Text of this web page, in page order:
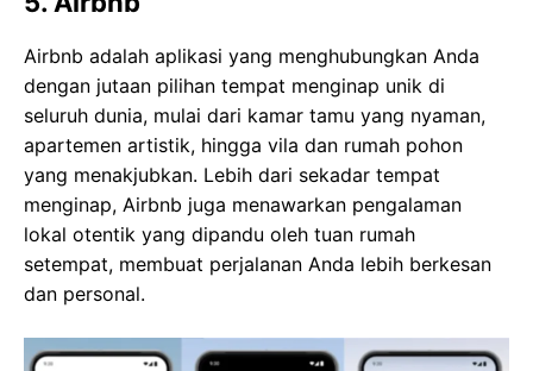
Airbnb adalah aplikasi yang menghubungkan Anda
dengan jutaan pilihan tempat menginap unik di
seluruh dunia, mulai dari kamar tamu yang nyaman,
apartemen artistik, hingga vila dan rumah pohon
yang menakjubkan. Lebih dari sekadar tempat
menginap, Airbnb juga menawarkan pengalaman
lokal otentik yang dipandu oleh tuan rumah
setempat, membuat perjalanan Anda lebih berkesan
dan personal.